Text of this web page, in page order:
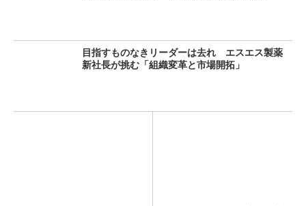
目指すものなきリーダーは去れ エスエス製薬
新社長が挑む「組織変革と市場開拓」